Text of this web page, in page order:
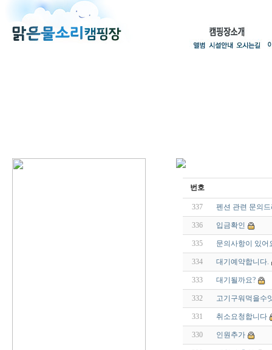
번호
337 펜션 관련 문의
336 입금확인
335 문의사항이 있어
334 대기예약합니다.
333 대기될까요?
332 고기구워먹을수
331 취소요청합니다
330 인원추가